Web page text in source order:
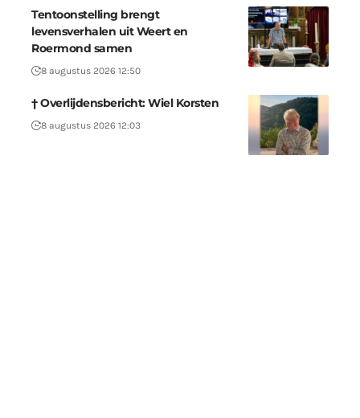
Tentoonstelling brengt
levensverhalen uit Weert en
Roermond samen
8 augustus 2026 12:50
† Overlijdensbericht: Wiel Korsten
8 augustus 2026 12:03